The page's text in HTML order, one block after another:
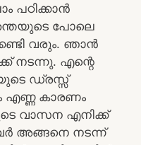
പഠിക്കാൻ
പോലെ
വരും. ഞാൻ
നടന്നു. എന്റെ
ഡ്രസ്സ്‌
എണ്ണ കാരണം
വാസന എനിക്ക്
അങ്ങനെ നടന്ന്